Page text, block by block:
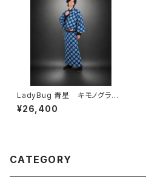
LadyBug 青星 キモノグラー
ス×ローブジャポニカコラボ浴
衣 メンズ 綿100％
¥26,400
CATEGORY